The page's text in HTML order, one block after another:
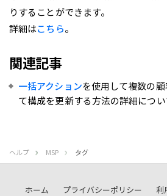
りすることができます。
詳細はこちら。
関連記事
一括アクションを使用して複数の
て構成を更新する方法の詳細につい
ヘルプ MSP タグ
ホーム プライバシーポリシー 利